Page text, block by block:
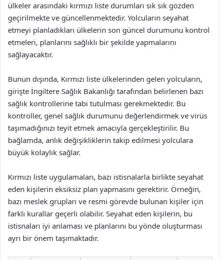
ülkeler arasındaki kırmızı liste durumları sık sık gözden
geçirilmekte ve güncellenmektedir. Yolcuların seyahat
etmeyi planladıkları ülkelerin son güncel durumunu kontrol
etmeleri, planlarını sağlıklı bir şekilde yapmalarını
sağlayacaktır.
Bunun dışında, Kırmızı liste ülkelerinden gelen yolcuların,
girişte İngiltere Sağlık Bakanlığı tarafından belirlenen bazı
sağlık kontrollerine tabi tutulması gerekmektedir. Bu
kontroller, genel sağlık durumunu değerlendirmek ve virüs
taşımadığınızı teyit etmek amacıyla gerçekleştirilir. Bu
bağlamda, anlık değişikliklerin takip edilmesi yolculara
büyük kolaylık sağlar.
Kırmızı liste uygulamaları, bazı istisnalarla birlikte seyahat
eden kişilerin eksiksiz plan yapmasını gerektirir. Örneğin,
bazı meslek grupları ve resmi görevde bulunan kişiler için
farklı kurallar geçerli olabilir. Seyahat eden kişilerin, bu
istisnaları iyi anlaması ve planlarını bu yönde oluşturması
ayrı bir önem taşımaktadır.